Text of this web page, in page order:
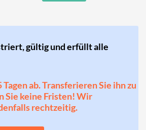
gültig und erfüllt alle
ab. Transferieren Sie ihn zu
Sie keine Fristen! Wir
rechtzeitig.